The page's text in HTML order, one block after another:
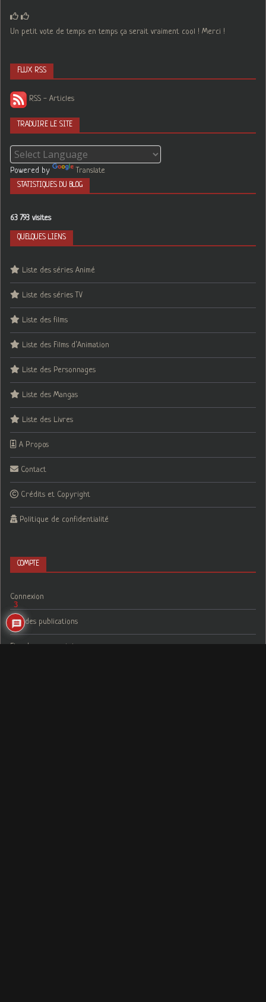
Un petit vote de temps en temps ça serait vraiment cool ! Merci !
FLUX RSS
RSS - Articles
TRADUIRE LE SITE
Powered by Translate
STATISTIQUES DU BLOG
63 793 visites
QUELQUES LIENS
Liste des séries Animé
Liste des séries TV
Liste des films
Liste des Films d’Animation
Liste des Personnages
Liste des Mangas
Liste des Livres
A Propos
Contact
Crédits et Copyright
Politique de confidentialité
COMPTE
Connexion
Flux des publications
Flux des commentaires
3